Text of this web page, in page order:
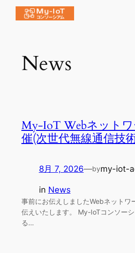
News
My-IoT Webネット
催(次世代無線通信技
8月 7, 2026—bymy-iot-
in News
事前にお伝えしましたWebネットワ
伝えいたします。 My-IoTコンソー
る…